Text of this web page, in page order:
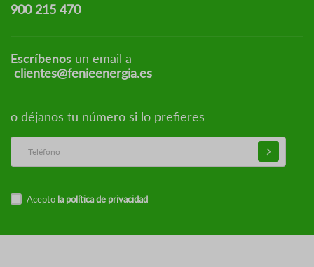
900 215 470
Escríbenos un email a
clientes@fenieenergia.es
o déjanos tu número si lo prefieres
Acepto la política de privacidad